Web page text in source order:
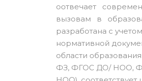
oотвечает
вызовам в
разработана с учетом
нормативной
области
ФЗ, ФГОС ДО/ НОО,